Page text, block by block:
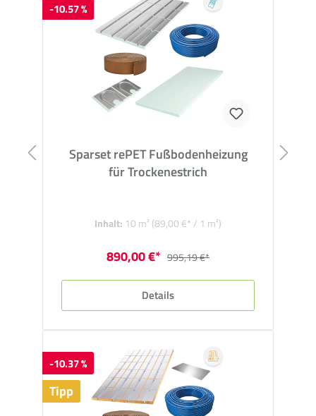
-10.57 %
Sparset rePET Fußbodenheizung
für Trockenestrich
Inhalt: 10 m² (89,00 €* / 1 m²)
890,00 €* 995,19 €*
Details
-10.37 %
Tipp